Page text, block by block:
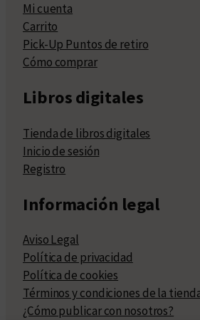
Mi cuenta
Carrito
Pick-Up Puntos de retiro
Cómo comprar
Libros digitales
Tienda de libros digitales
Inicio de sesión
Registro
Información legal
Aviso Legal
Política de privacidad
Política de cookies
Términos y condiciones de la
¿Cómo publicar con nosotros?